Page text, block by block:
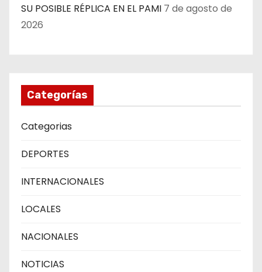
SU POSIBLE RÉPLICA EN EL PAMI 7 de agosto de
2026
Categorías
Categorias
DEPORTES
INTERNACIONALES
LOCALES
NACIONALES
NOTICIAS